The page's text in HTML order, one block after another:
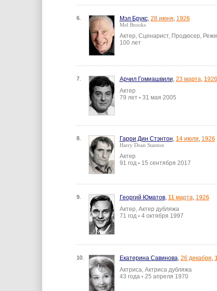
6. Мэл Брукс, 28 июня, 1926
Mel Brooks
Актер, Сценарист, Продюсер,
100 лет
7. Арчил Гомиашвили, 23 марта, 1926
Актер
79 лет • 31 мая 2005
8. Гарри Дин Стэнтон, 14 июля, 1926
Harry Dean Stanton
Актер
91 год • 15 сентября 2017
9. Георгий Юматов, 11 марта, 1926
Актер, Актер дубляжа
71 год • 4 октября 1997
10. Екатерина Савинова, 26 декабря,
Актриса, Актриса дубляжа
43 года • 25 апреля 1970